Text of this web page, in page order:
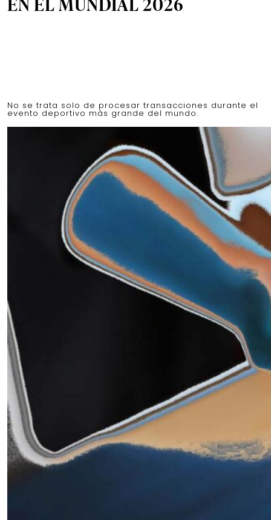
No se trata solo de procesar transacciones durante el
evento deportivo más grande del mundo.